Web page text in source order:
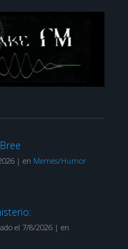
| en Memes/Humor
el 7/8/2026| en